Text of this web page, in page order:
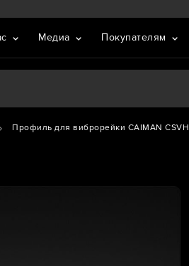
Медиа Покупателям
Профиль для виброрейки CAIMAN CSVH